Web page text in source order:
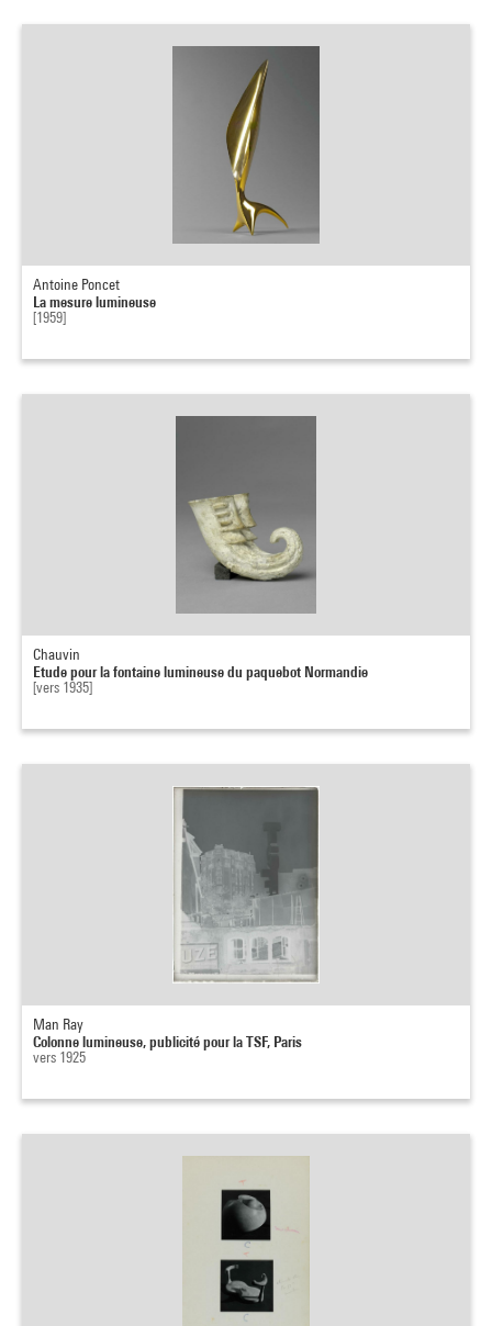
Antoine Poncet
La mesure lumineuse
[1959]
Chauvin
Etude pour la fontaine lumineuse du paquebot Normandie
[vers 1935]
Man Ray
Colonne lumineuse, publicité pour la TSF, Paris
vers 1925